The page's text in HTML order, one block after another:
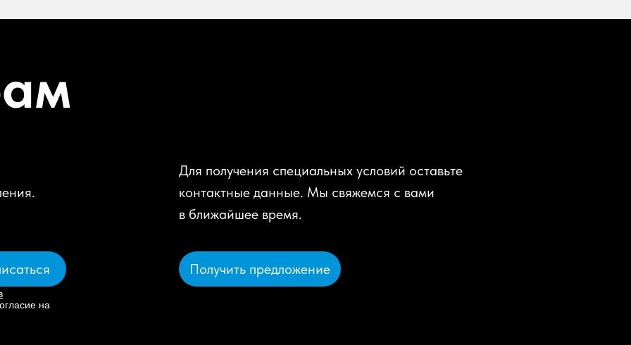
на
Для получения специальных условий оставьте
контактные данные. Мы свяжемся с вами
в ближайшее время.
Получить предложение